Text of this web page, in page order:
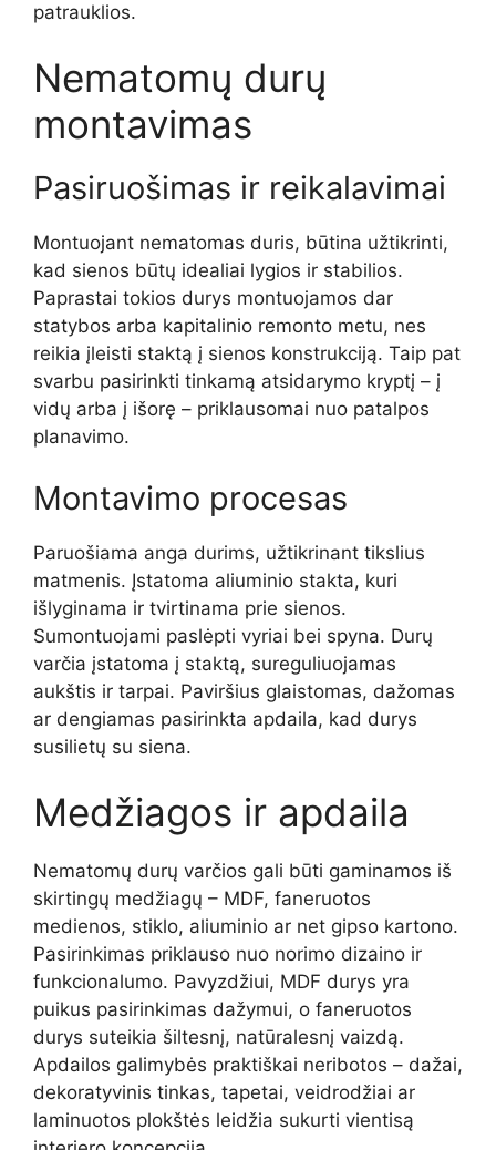
patrauklios.
Nematomų durų
montavimas
Pasiruošimas ir reikalavimai
Montuojant nematomas duris, būtina užtikrinti,
kad sienos būtų idealiai lygios ir stabilios.
Paprastai tokios durys montuojamos dar
statybos arba kapitalinio remonto metu, nes
reikia įleisti staktą į sienos konstrukciją. Taip pat
svarbu pasirinkti tinkamą atsidarymo kryptį – į
vidų arba į išorę – priklausomai nuo patalpos
planavimo.
Montavimo procesas
Paruošiama anga durims, užtikrinant tikslius
matmenis. Įstatoma aliuminio stakta, kuri
išlyginama ir tvirtinama prie sienos.
Sumontuojami paslėpti vyriai bei spyna. Durų
varčia įstatoma į staktą, sureguliuojamas
aukštis ir tarpai. Paviršius glaistomas, dažomas
ar dengiamas pasirinkta apdaila, kad durys
susilietų su siena.
Medžiagos ir apdaila
Nematomų durų varčios gali būti gaminamos iš
skirtingų medžiagų – MDF, faneruotos
medienos, stiklo, aliuminio ar net gipso kartono.
Pasirinkimas priklauso nuo norimo dizaino ir
funkcionalumo. Pavyzdžiui, MDF durys yra
puikus pasirinkimas dažymui, o faneruotos
durys suteikia šiltesnį, natūralesnį vaizdą.
Apdailos galimybės praktiškai neribotos – dažai,
dekoratyvinis tinkas, tapetai, veidrodžiai ar
laminuotos plokštės leidžia sukurti vientisą